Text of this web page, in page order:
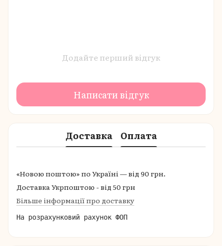
Додайте перший відгук
Написати відгук
Доставка Оплата
«Новою поштою» по Україні — від 90 грн.
Доставка Укрпоштою - від 50 грн
Більше інформації про доставку
На розрахунковий рахунок ФОП